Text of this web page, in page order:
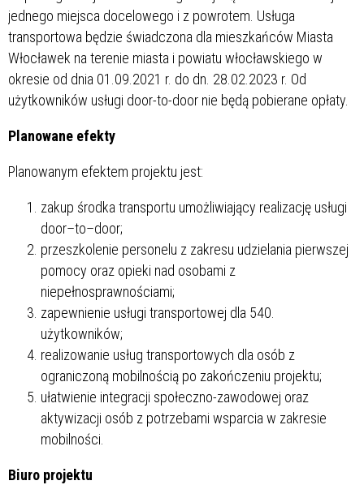
jednego miejsca docelowego i z powrotem. Usługa
transportowa będzie świadczona dla mieszkańców Miasta
Włocławek na terenie miasta i powiatu włocławskiego w
okresie od dnia 01.09.2021 r. do dn. 28.02.2023 r. Od
użytkowników usługi door-to-door nie będą pobierane opłaty.
Planowane efekty
Planowanym efektem projektu jest:
zakup środka transportu umożliwiający realizację usługi
door–to–door;
przeszkolenie personelu z zakresu udzielania pierwszej
pomocy oraz opieki nad osobami z
niepełnosprawnościami;
zapewnienie usługi transportowej dla 540.
użytkowników;
realizowanie usług transportowych dla osób z
ograniczoną mobilnością po zakończeniu projektu;
ułatwienie integracji społeczno-zawodowej oraz
aktywizacji osób z potrzebami wsparcia w zakresie
mobilności.
Biuro projektu